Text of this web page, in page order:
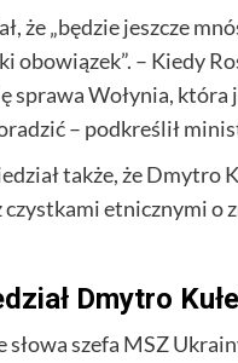
że „będzie jeszcze
obowiązek”. – Kiedy
sprawa Wołynia,
– podkreślił
także, że Dmytro
czystkami etnicznymi o
Dmytro
słowa szefa MSZ